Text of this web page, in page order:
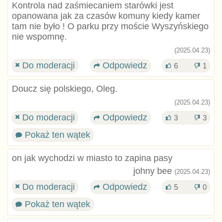
Kontrola nad zaśmiecaniem starówki jest
opanowana jak za czasów komuny kiedy kamer
tam nie było ! O parku przy moście Wyszyńskiego
nie wspomnę.
(2025.04.23)
Do moderacji Odpowiedz 6 1
Doucz się polskiego, Oleg.
(2025.04.23)
Do moderacji Odpowiedz 3 3
Pokaż ten wątek
on jak wychodzi w miasto to zapina pasy
johny bee (2025.04.23)
Do moderacji Odpowiedz 5 0
Pokaż ten wątek